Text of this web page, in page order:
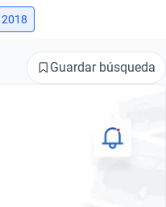
2018
Guardar búsqueda